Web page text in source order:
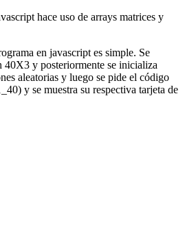
hace uso de arrays matrices y
en javascript es simple. Se
40X3 y posteriormente se inicializa
aleatorias y luego se pide el código
y se muestra su respectiva tarjeta de